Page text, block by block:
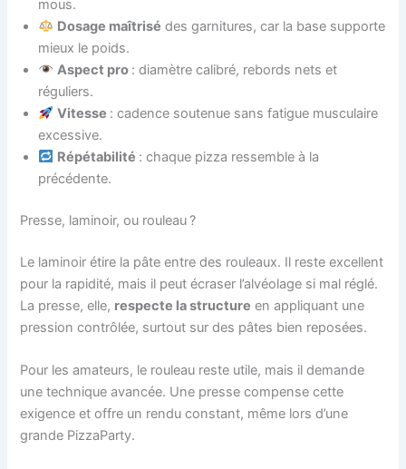
mous.
Dosage maîtrisé des garnitures, car la base supporte
mieux le poids.
Aspect pro : diamètre calibré, rebords nets et
réguliers.
Vitesse : cadence soutenue sans fatigue musculaire
excessive.
Répétabilité : chaque pizza ressemble à la
précédente.
Presse, laminoir, ou rouleau ?
Le laminoir étire la pâte entre des rouleaux. Il reste excellent
pour la rapidité, mais il peut écraser l’alvéolage si mal réglé.
La presse, elle, respecte la structure en appliquant une
pression contrôlée, surtout sur des pâtes bien reposées.
Pour les amateurs, le rouleau reste utile, mais il demande
une technique avancée. Une presse compense cette
exigence et offre un rendu constant, même lors d’une
grande PizzaParty.